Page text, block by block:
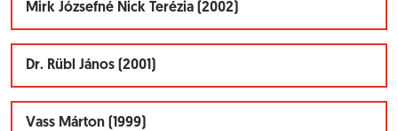
Mirk Józsefné Nick Terézia (2002)
Dr. Rübl János (2001)
Vass Márton (1999)